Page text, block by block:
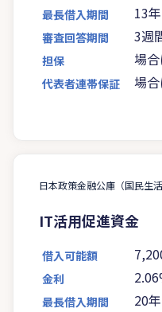
最長借入期間 13年
審査回答期間 3週
担保 場
代表者連帯保証 場
日本政策金融公庫（国民生活
IT活用促進資金
借入可能額
金利
最長借入期間 20年